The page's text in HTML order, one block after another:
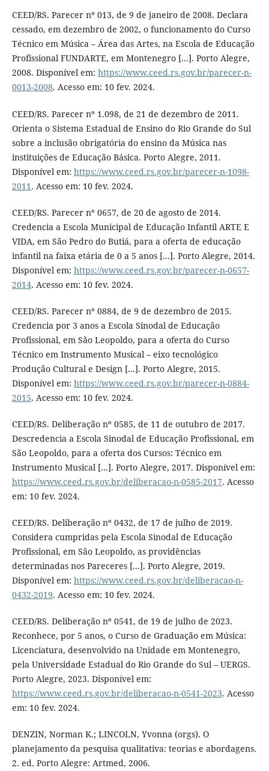
CEED/RS. Parecer nº 013, de 9 de janeiro de 2008. Declara
cessado, em dezembro de 2002, o funcionamento do Curso
Técnico em Música – Área das Artes, na Escola de Educação
Profissional FUNDARTE, em Montenegro [...]. Porto Alegre,
2008. Disponível em: https://www.ceed.rs.gov.br/parecer-n-
0013-2008. Acesso em: 10 fev. 2024.
CEED/RS. Parecer nº 1.098, de 21 de dezembro de 2011.
Orienta o Sistema Estadual de Ensino do Rio Grande do Sul
sobre a inclusão obrigatória do ensino da Música nas
instituições de Educação Básica. Porto Alegre, 2011.
Disponível em: https://www.ceed.rs.gov.br/parecer-n-1098-
2011 . Acesso em: 10 fev. 2024.
CEED/RS. Parecer nº 0657, de 20 de agosto de 2014.
Credencia a Escola Municipal de Educação Infantil ARTE E
VIDA, em São Pedro do Butiá, para a oferta de educação
infantil na faixa etária de 0 a 5 anos [...]. Porto Alegre, 2014.
Disponível em: https://www.ceed.rs.gov.br/parecer-n-0657-
2014. Acesso em: 10 fev. 2024.
CEED/RS. Parecer nº 0884, de 9 de dezembro de 2015.
Credencia por 3 anos a Escola Sinodal de Educação
Profissional, em São Leopoldo, para a oferta do Curso
Técnico em Instrumento Musical – eixo tecnológico
Produção Cultural e Design [...]. Porto Alegre, 2015.
Disponível em: https://www.ceed.rs.gov.br/parecer-n-0884-
2015. Acesso em: 10 fev. 2024.
CEED/RS. Deliberação nº 0585, de 11 de outubro de 2017.
Descredencia a Escola Sinodal de Educação Profissional, em
São Leopoldo, para a oferta dos Cursos: Técnico em
Instrumento Musical [...]. Porto Alegre, 2017. Disponível em:
https://www.ceed.rs.gov.br/deliberacao-n-0585-2017. Acesso
em: 10 fev. 2024.
CEED/RS. Deliberação nº 0432, de 17 de julho de 2019.
Considera cumpridas pela Escola Sinodal de Educação
Profissional, em São Leopoldo, as providências
determinadas nos Pareceres [...]. Porto Alegre, 2019.
Disponível em: https://www.ceed.rs.gov.br/deliberacao-n-
0432-2019. Acesso em: 10 fev. 2024.
CEED/RS. Deliberação nº 0541, de 19 de julho de 2023.
Reconhece, por 5 anos, o Curso de Graduação em Música:
Licenciatura, desenvolvido na Unidade em Montenegro,
pela Universidade Estadual do Rio Grande do Sul – UERGS.
Porto Alegre, 2023. Disponível em:
https://www.ceed.rs.gov.br/deliberacao-n-0541-2023. Acesso
em: 10 fev. 2024.
DENZIN, Norman K.; LINCOLN, Yvonna (orgs). O
planejamento da pesquisa qualitativa: teorias e abordagens.
2. ed. Porto Alegre: Artmed, 2006.